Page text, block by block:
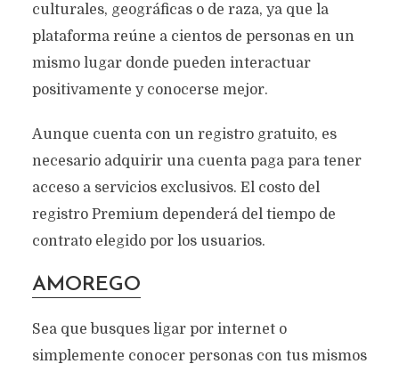
culturales, geográficas o de raza, ya que la
plataforma reúne a cientos de personas en un
mismo lugar donde pueden interactuar
positivamente y conocerse mejor.
Aunque cuenta con un registro gratuito, es
necesario adquirir una cuenta paga para tener
acceso a servicios exclusivos. El costo del
registro Premium dependerá del tiempo de
contrato elegido por los usuarios.
AMOREGO
Sea que busques ligar por internet o
simplemente conocer personas con tus mismos